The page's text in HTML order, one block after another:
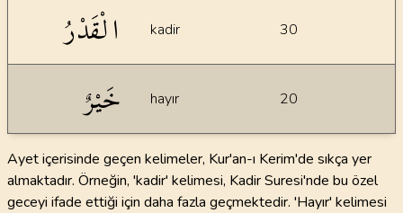
الْقَدْرُ kadir 30
خَيْرٌ hayır 20
Ayet içerisinde geçen kelimeler, Kur'an-ı Kerim'de sıkça yer
almaktadır. Örneğin, 'kadir' kelimesi, Kadir Suresi'nde bu özel
geceyi ifade ettiği için daha fazla geçmektedir. 'Hayır' kelimesi